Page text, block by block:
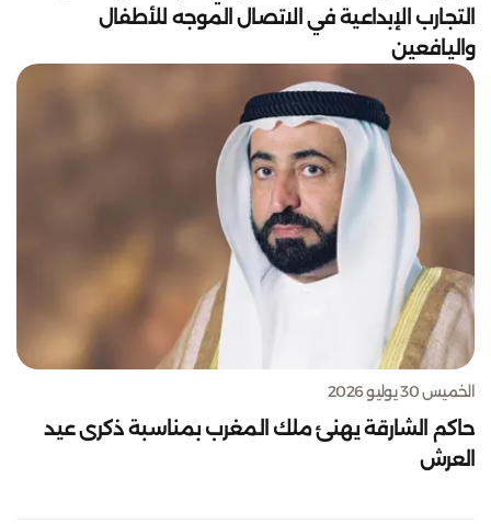
التجارب الإبداعية في الاتصال الموجه للأطفال
واليافعين
الخميس 30 يوليو 2026
حاكم الشارقة يهنئ ملك المغرب بمناسبة ذكرى عيد
العرش